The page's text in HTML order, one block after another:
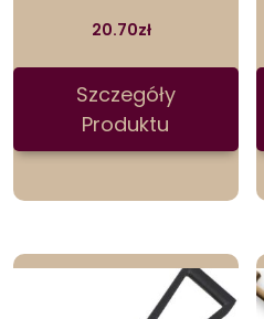
20.70zł
Szczegóły
Produktu